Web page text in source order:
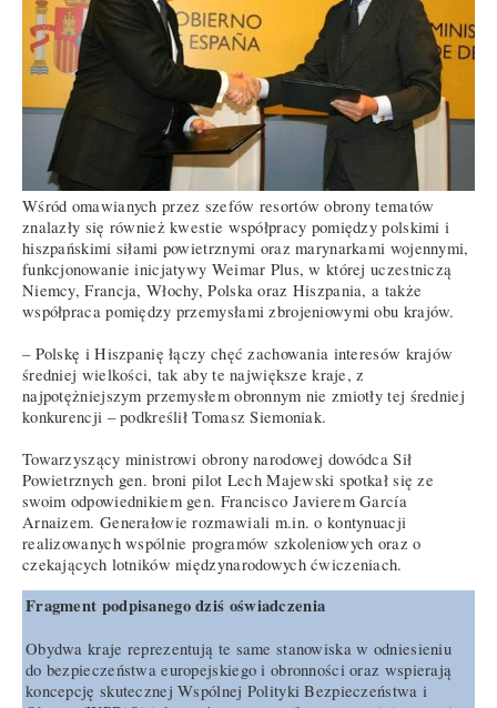
Wśród omawianych przez szefów resortów obrony tematów
znalazły się również kwestie współpracy pomiędzy polskimi i
hiszpańskimi siłami powietrznymi oraz marynarkami wojennymi,
funkcjonowanie inicjatywy Weimar Plus, w której uczestniczą
Niemcy, Francja, Włochy, Polska oraz Hiszpania, a także
współpraca pomiędzy przemysłami zbrojeniowymi obu krajów.
– Polskę i Hiszpanię łączy chęć zachowania interesów krajów
średniej wielkości, tak aby te największe kraje, z
najpotężniejszym przemysłem obronnym nie zmiotły tej średniej
konkurencji – podkreślił Tomasz Siemoniak.
Towarzyszący ministrowi obrony narodowej dowódca Sił
Powietrznych gen. broni pilot Lech Majewski spotkał się ze
swoim odpowiednikiem gen. Francisco Javierem García
Arnaizem. Generałowie rozmawiali m.in. o kontynuacji
realizowanych wspólnie programów szkoleniowych oraz o
czekających lotników międzynarodowych ćwiczeniach.
Fragment podpisanego dziś oświadczenia
Obydwa kraje reprezentują te same stanowiska w odniesieniu
do bezpieczeństwa europejskiego i obronności oraz wspierają
koncepcję skutecznej Wspólnej Polityki Bezpieczeństwa i